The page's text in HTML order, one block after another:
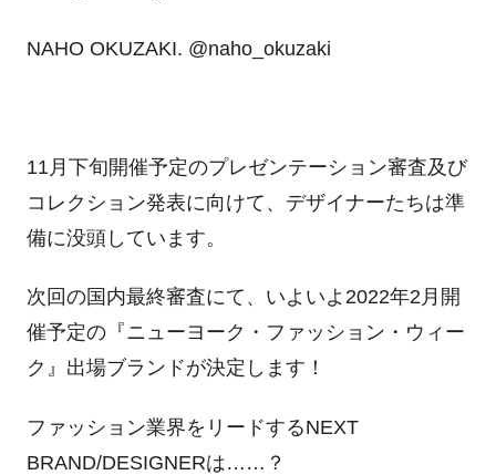
NAHO OKUZAKI. @naho_okuzaki
11月下旬開催予定のプレゼンテーション審査及び
コレクション発表に向けて、デザイナーたちは準
備に没頭しています。
次回の国内最終審査にて、いよいよ2022年2月開
催予定の『ニューヨーク・ファッション・ウィー
ク』出場ブランドが決定します！
ファッション業界をリードするNEXT
BRAND/DESIGNERは……？